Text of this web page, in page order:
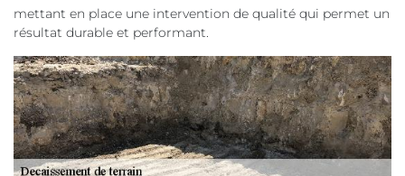
mettant en place une intervention de qualité qui permet un
résultat durable et performant.